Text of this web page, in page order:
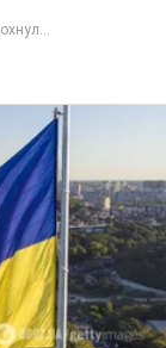
в школе
первый куплет